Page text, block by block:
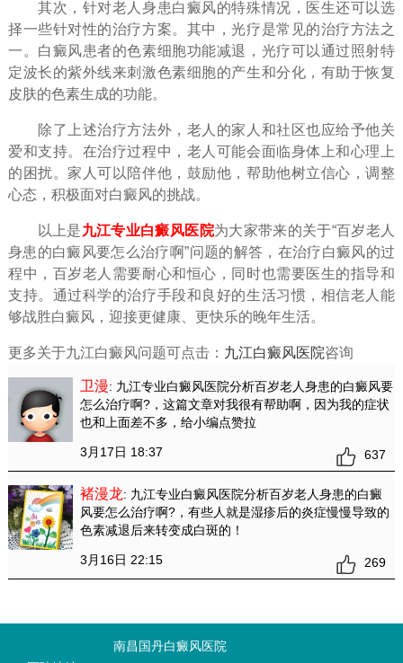
其次，针对老人身患白癜风的特殊情况，医生还可以选
择一些针对性的治疗方案。其中，光疗是常见的治疗方法之
一。白癜风患者的色素细胞功能减退，光疗可以通过照射特
定波长的紫外线来刺激色素细胞的产生和分化，有助于恢复
皮肤的色素生成的功能。
除了上述治疗方法外，老人的家人和社区也应给予他关
爱和支持。在治疗过程中，老人可能会面临身体上和心理上
的困扰。家人可以陪伴他，鼓励他，帮助他树立信心，调整
心态，积极面对白癜风的挑战。
以上是九江专业白癜风医院为大家带来的关于“百岁老人
身患的白癜风要怎么治疗啊”问题的解答，在治疗白癜风的过
程中，百岁老人需要耐心和恒心，同时也需要医生的指导和
支持。通过科学的治疗手段和良好的生活习惯，相信老人能
够战胜白癜风，迎接更健康、更快乐的晚年生活。
更多关于九江白癜风问题可点击： 九江白癜风医院咨询
卫漫: 九江专业白癜风医院分析百岁老人身患的白癜风要
怎么治疗啊? ，这篇文章对我很有帮助啊，因为我的症状
也和上面差不多，给小编点赞拉
3月17日 18:37 637
褚漫龙: 九江专业白癜风医院分析百岁老人身患的白癜
风要怎么治疗啊? ，有些人就是湿疹后的炎症慢慢导致的
色素减退后来转变成白斑的！
3月16日 22:15 269
南昌国丹白癜风医院